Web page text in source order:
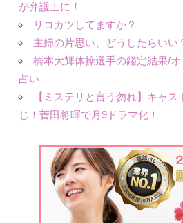
が弁護士に！
リコカツしてますか？
主婦の片思い、どうしたらいい
橋本大輝体操選手の鑑定結果/
占い
【ミステリと言う勿れ】キャ
じ！菅田将暉で月9ドラマ化！